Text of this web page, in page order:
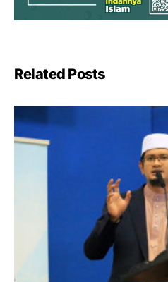
Related Posts